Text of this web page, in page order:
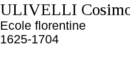
ULIVELLI
Ecole florentine
1625-1704